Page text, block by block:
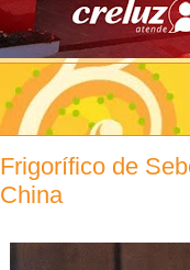
Frigorífico de
China